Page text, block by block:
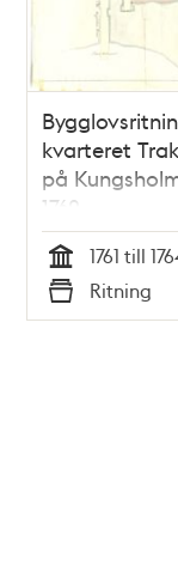
kvarteret
på
1762
Tid
1761 till
Typ
Ritning